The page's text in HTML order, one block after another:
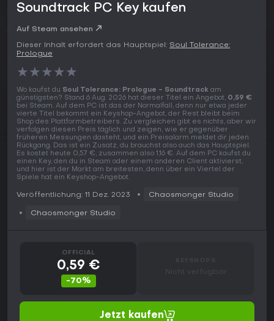
Soundtrack PC Key kaufen
Auf Steam ansehen
Dieser Inhalt erfordert das Hauptspiel: Soul Tolerance:
Prologue
★★★★★
Wo kaufst du Soul Tolerance: Prologue - Soundtrack am
günstigsten? Stand 6 Aug. 2026 hat dieser Titel ein Angebot, 0,59 €
bei Steam. Auf dem PC ist das der Normalfall, denn nur etwa jeder
vierte Titel bekommt ein Keyshop-Angebot, der Rest bleibt beim
Shop des Plattformbetreibers. Zu vergleichen gibt es nichts, aber wir
verfolgen diesen Preis täglich und zeigen, wie er gegenüber
früheren Messungen dasteht, und ein Preisalarm meldet dir jeden
Rückgang. Das ist ein Zusatz, du brauchst also auch das Hauptspiel.
Es kostet heute 0,57 €, zusammen also 1,16 €. Auf dem PC kaufst du
einen Key, den du in Steam oder einem anderen Client aktivierst,
und hier ist der Markt am breitesten, denn über ein Viertel der
Spiele hat ein Keyshop-Angebot.
Veröffentlichung: 11 Dez. 2023 Chaosmonger Studio
Chaosmonger Studio
OFFICIAL
0,59 €
-70%
Nicht verfügbar
Jetzt kaufen